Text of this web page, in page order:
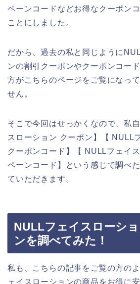
ペーンコードなどお得なクーポン
ことにしました。
だから、過去の私と同じように
ンの割引クーポンやクーポンコー
方がこちらのページをご覧になっ
せん。
そこで今回はせっかくなので、私
スローション クーポン】【 NULL
クーポンコード】【 NULLフェイ
ペーンコード】という感じで調べ
ていただきます。
NULLフェイスローシ
ンを調べてみた！
私も、こちらの記事をご覧の方の
ェイスローションの商品をお得に